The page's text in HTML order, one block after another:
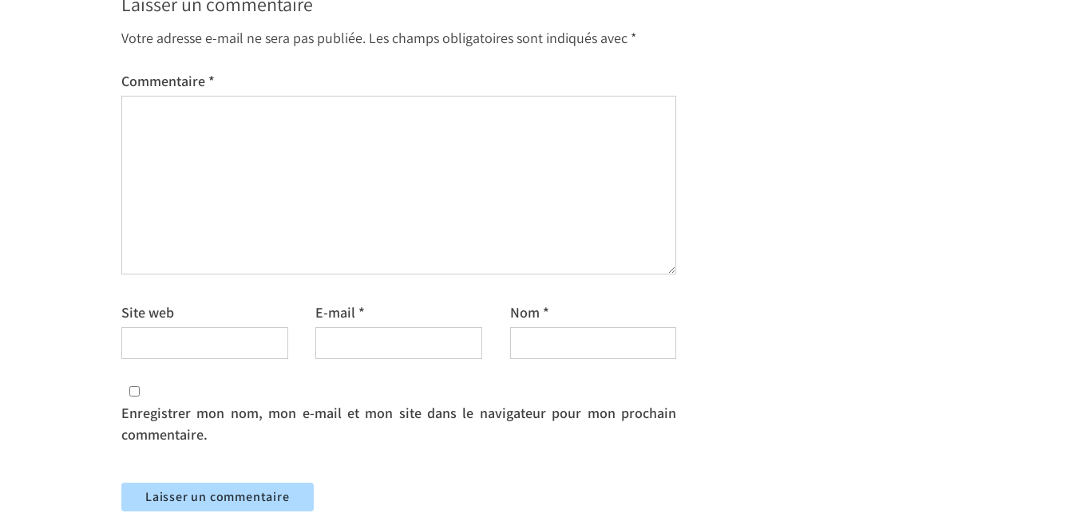
Votre adresse e-mail ne sera pas publiée. Les champs obligatoires sont indiqués avec *
Commentaire *
Nom *
E-mail *
Site web
Enregistrer mon nom, mon e-mail et mon site dans le navigateur pour mon prochain
commentaire.